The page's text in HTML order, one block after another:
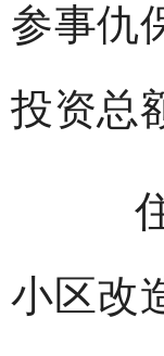
参事仇
投资总
住
小区改